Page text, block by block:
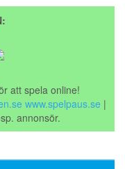
att spela online!
www.spelpaus.se |
annonsör.